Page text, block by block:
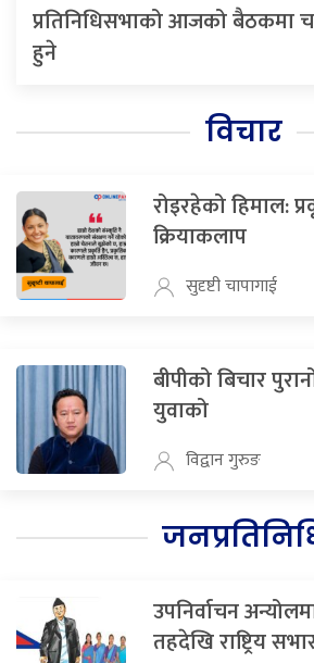
प्रतिनिधिसभाको आजको बैठकमा
हुने
विचार
रोइरहेको हिमाल:
क्रियाकलाप
सुदृष्टी चापागाई
बीपीको बिचार
युवाको
विद्वान गुरुङ
उपनिर्वाचन
तहदेखि राष्ट्रिय